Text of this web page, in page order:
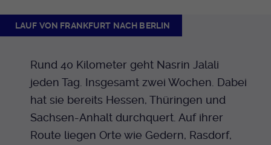
LAUF VON FRANKFURT NACH BERLIN
Rund 40 Kilometer geht Nasrin Jalali
jeden Tag. Insgesamt zwei Wochen. Dabei
hat sie bereits Hessen, Thüringen und
Sachsen-Anhalt durchquert. Auf ihrer
Route liegen Orte wie Gedern, Rasdorf,